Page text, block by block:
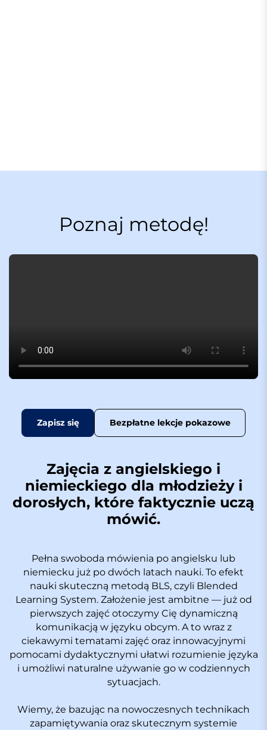
Poznaj metodę!
Zapisz się Bezpłatne lekcje pokazowe
Zajęcia z angielskiego i
niemieckiego dla młodzieży i
dorosłych, które faktycznie uczą
mówić.
Pełna swoboda mówienia po angielsku lub
niemiecku już po dwóch latach nauki. To efekt
nauki skuteczną metodą BLS, czyli Blended
Learning System. Założenie jest ambitne — już od
pierwszych zajęć otoczymy Cię dynamiczną
komunikacją w języku obcym. A to wraz z
ciekawymi tematami zajęć oraz innowacyjnymi
pomocami dydaktycznymi ułatwi rozumienie języka
i umożliwi naturalne używanie go w codziennych
sytuacjach.
Wiemy, że bazując na nowoczesnych technikach
zapamiętywania oraz skutecznym systemie